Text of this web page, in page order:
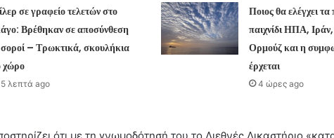
σε γραφείο τελετών στο
Βρέθηκαν σε αποσύνθεση
– Τρωκτικά, σκουλήκια
χώρο
λεπτά ago
Ποιος θα ελέγχει
παιχνίδι ΗΠΑ,
Ορμούζ και η
έρχεται
4 ώρες ago